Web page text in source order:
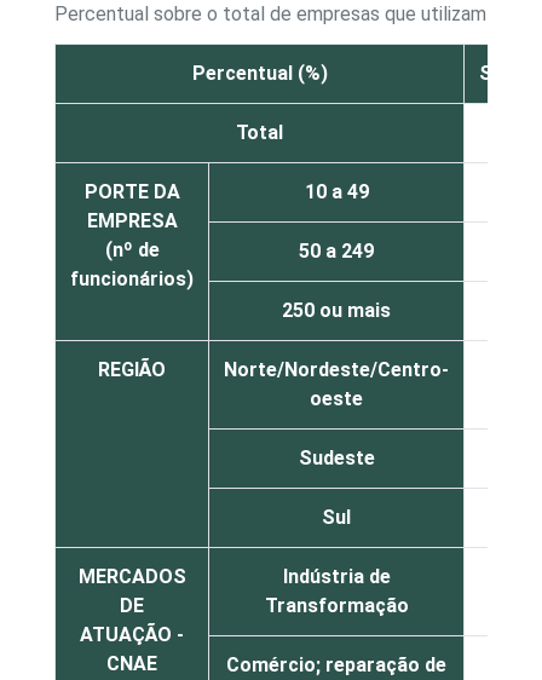
Percentual sobre o total de empresas que utilizam
Percentual (%)
Total
PORTE DA
EMPRESA
(nº de
funcionários)
10 a 49
50 a 249
250 ou mais
REGIÃO
Norte/Nordeste/Centro-
oeste
Sudeste
Sul
MERCADOS
DE
ATUAÇÃO -
CNAE
Indústria de
Transformação
Comércio; reparação de